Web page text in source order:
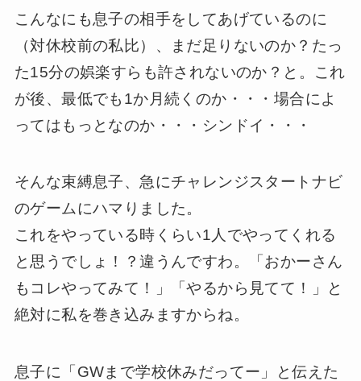
こんなにも息子の相手をしてあげているのに
（対休校前の私比）、まだ足りないのか？たっ
た15分の娯楽すらも許されないのか？と。これ
が後、最低でも1か月続くのか・・・場合によ
ってはもっとなのか・・・シンドイ・・・
そんな束縛息子、急にチャレンジスタートナビ
のゲームにハマりました。
これをやっている時くらい1人でやってくれる
と思うでしょ！？違うんですわ。「おかーさん
もコレやってみて！」「やるから見てて！」と
絶対に私を巻き込みますからね。
息子に「GWまで学校休みだってー」と伝えた